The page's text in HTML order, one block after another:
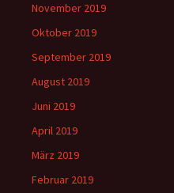
November 2019
Oktober 2019
September 2019
August 2019
Juni 2019
April 2019
März 2019
Februar 2019